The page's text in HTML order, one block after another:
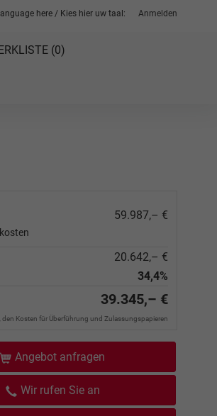
Anmelden
here / Kies hier uw taal:
(0)
59.987,– €
20.642,– €
34,4%
39.345,– €
den Kosten für Überführung und Zulassungspapieren
Angebot anfragen
Wir rufen Sie an